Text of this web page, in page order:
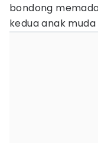
bondong
kedua anak